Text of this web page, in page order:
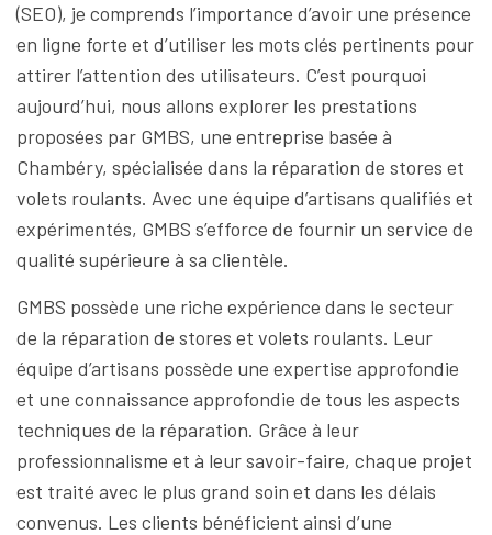
(SEO), je comprends l’importance d’avoir une présence
en ligne forte et d’utiliser les mots clés pertinents pour
attirer l’attention des utilisateurs. C’est pourquoi
aujourd’hui, nous allons explorer les prestations
proposées par GMBS, une entreprise basée à
Chambéry, spécialisée dans la réparation de stores et
volets roulants. Avec une équipe d’artisans qualifiés et
expérimentés, GMBS s’efforce de fournir un service de
qualité supérieure à sa clientèle.
GMBS possède une riche expérience dans le secteur
de la réparation de stores et volets roulants. Leur
équipe d’artisans possède une expertise approfondie
et une connaissance approfondie de tous les aspects
techniques de la réparation. Grâce à leur
professionnalisme et à leur savoir-faire, chaque projet
est traité avec le plus grand soin et dans les délais
convenus. Les clients bénéficient ainsi d’une